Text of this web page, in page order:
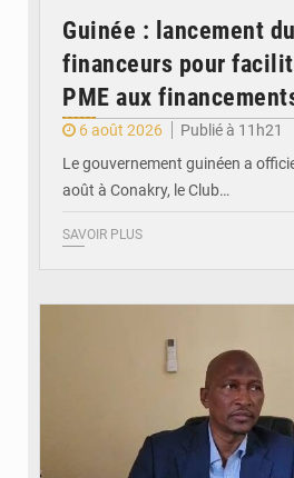
Guinée : lancement
financeurs pour
PME aux
6 août 2026
Publié à 11h21
Le gouvernement guinéen a
août à Conakry, le Club…
SAVOIR PLUS